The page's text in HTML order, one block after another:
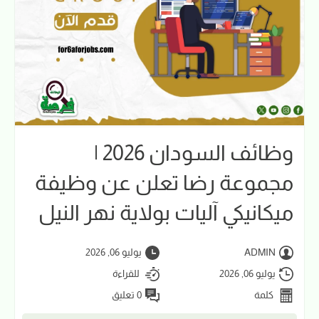
وظائف السودان 2026 |
مجموعة رضا تعلن عن وظيفة
ميكانيكي آليات بولاية نهر النيل
ADMIN
يوليو 06, 2026
يوليو 06, 2026
للقراءة
كلمة
0 تعليق